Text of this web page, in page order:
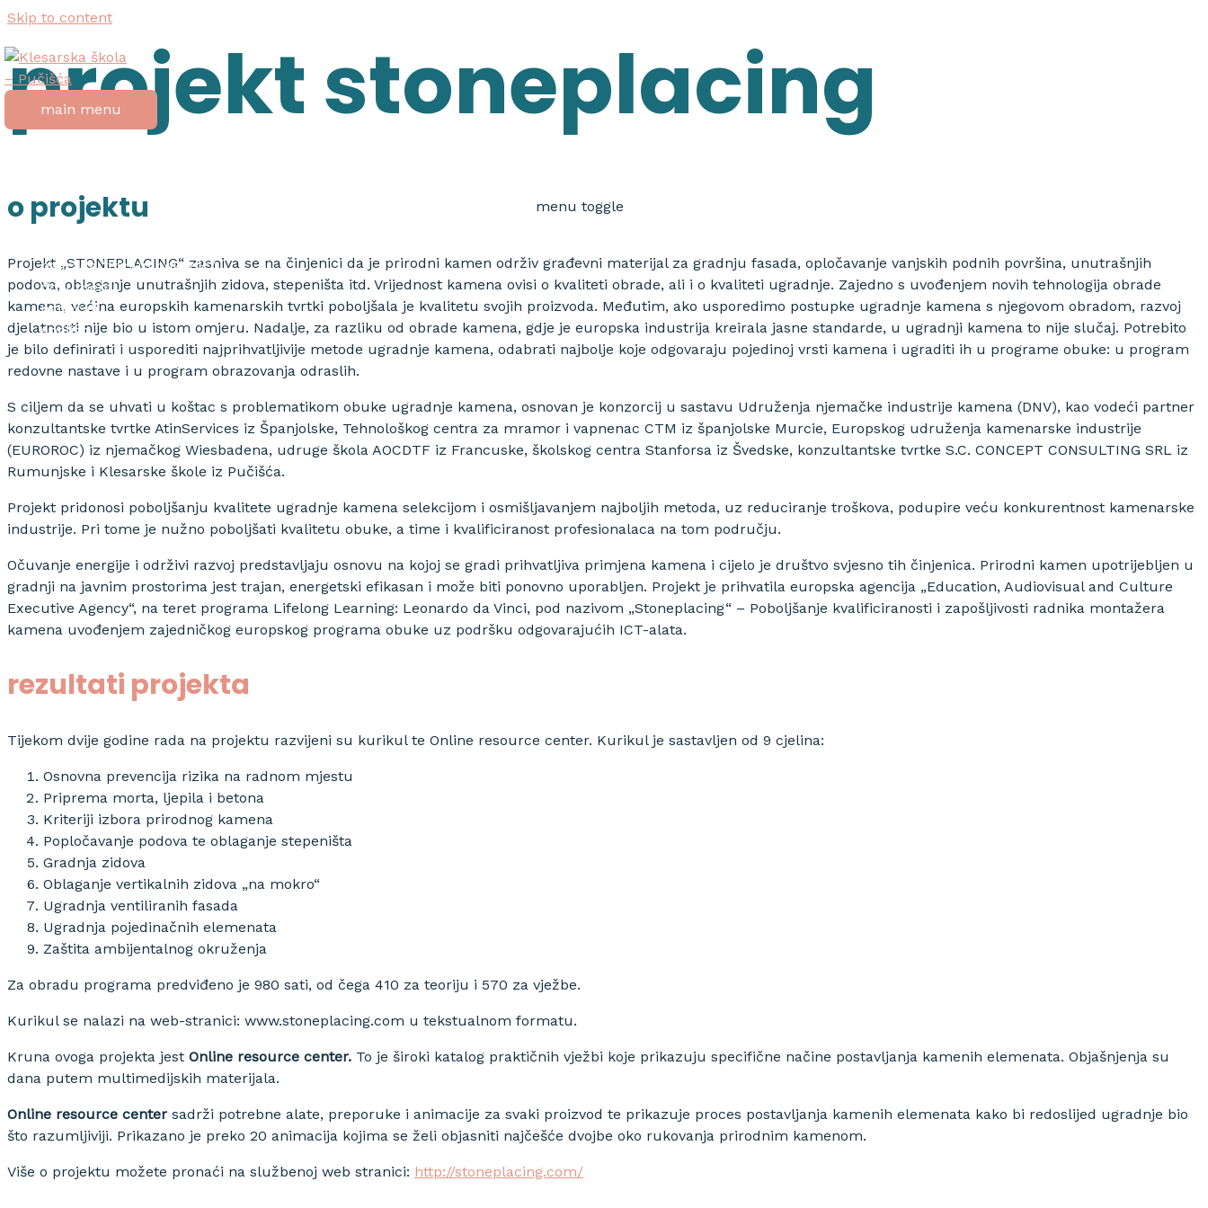
Skip to content
main menu
menu toggle
nagrada “tripun bokanić”
dokumenti
natječaji
english
projekt stoneplacing
o projektu
Projekt „STONEPLACING“ zasniva se na činjenici da je prirodni kamen održiv građevni materijal za gradnju fasada, opločavanje vanjskih podnih površina, unutrašnjih
podova, oblaganje unutrašnjih zidova, stepeništa itd. Vrijednost kamena ovisi o kvaliteti obrade, ali i o kvaliteti ugradnje. Zajedno s uvođenjem novih tehnologija obrade
kamena, većina europskih kamenarskih tvrtki poboljšala je kvalitetu svojih proizvoda. Međutim, ako usporedimo postupke ugradnje kamena s njegovom obradom, razvoj
djelatnosti nije bio u istom omjeru. Nadalje, za razliku od obrade kamena, gdje je europska industrija kreirala jasne standarde, u ugradnji kamena to nije slučaj. Potrebito
je bilo definirati i usporediti najprihvatljivije metode ugradnje kamena, odabrati najbolje koje odgovaraju pojedinoj vrsti kamena i ugraditi ih u programe obuke: u program
redovne nastave i u program obrazovanja odraslih.
S ciljem da se uhvati u koštac s problematikom obuke ugradnje kamena, osnovan je konzorcij u sastavu Udruženja njemačke industrije kamena (DNV), kao vodeći partner
konzultantske tvrtke AtinServices iz Španjolske, Tehnološkog centra za mramor i vapnenac CTM iz španjolske Murcie, Europskog udruženja kamenarske industrije
(EUROROC) iz njemačkog Wiesbadena, udruge škola AOCDTF iz Francuske, školskog centra Stanforsa iz Švedske, konzultantske tvrtke S.C. CONCEPT CONSULTING SRL iz
Rumunjske i Klesarske škole iz Pučišća.
Projekt pridonosi poboljšanju kvalitete ugradnje kamena selekcijom i osmišljavanjem najboljih metoda, uz reduciranje troškova, podupire veću konkurentnost kamenarske
industrije. Pri tome je nužno poboljšati kvalitetu obuke, a time i kvalificiranost profesionalaca na tom području.
Očuvanje energije i održivi razvoj predstavljaju osnovu na kojoj se gradi prihvatljiva primjena kamena i cijelo je društvo svjesno tih činjenica. Prirodni kamen upotrijebljen u
gradnji na javnim prostorima jest trajan, energetski efikasan i može biti ponovno uporabljen. Projekt je prihvatila europska agencija „Education, Audiovisual and Culture
Executive Agency“, na teret programa Lifelong Learning: Leonardo da Vinci, pod nazivom „Stoneplacing“ – Poboljšanje kvalificiranosti i zapošljivosti radnika montažera
kamena uvođenjem zajedničkog europskog programa obuke uz podršku odgovarajućih ICT-alata.
rezultati projekta
Tijekom dvije godine rada na projektu razvijeni su kurikul te Online resource center. Kurikul je sastavljen od 9 cjelina:
Osnovna prevencija rizika na radnom mjestu
Priprema morta, ljepila i betona
Kriteriji izbora prirodnog kamena
Popločavanje podova te oblaganje stepeništa
Gradnja zidova
Oblaganje vertikalnih zidova „na mokro“
Ugradnja ventiliranih fasada
Ugradnja pojedinačnih elemenata
Zaštita ambijentalnog okruženja
Za obradu programa predviđeno je 980 sati, od čega 410 za teoriju i 570 za vježbe.
Kurikul se nalazi na web-stranici: www.stoneplacing.com u tekstualnom formatu.
Kruna ovoga projekta jest Online resource center. To je široki katalog praktičnih vježbi koje prikazuju specifične načine postavljanja kamenih elemenata. Objašnjenja su
dana putem multimedijskih materijala.
Online resource center sadrži potrebne alate, preporuke i animacije za svaki proizvod te prikazuje proces postavljanja kamenih elemenata kako bi redoslijed ugradnje bio
što razumljiviji. Prikazano je preko 20 animacija kojima se želi objasniti najčešće dvojbe oko rukovanja prirodnim kamenom.
Više o projektu možete pronaći na službenoj web stranici: http://stoneplacing.com/